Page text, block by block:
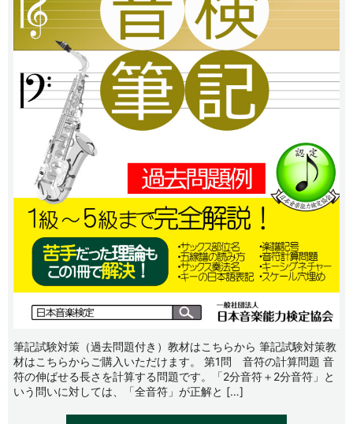
筆記試験対策（過去問題付き）教材はこちらから 筆記試験対策教
材はこちらからご購入いただけます。 第1問 音符の計算問題 音
符の伸ばせる長さを計算する問題です。「2分音符＋2分音符」と
いう問いに対しては、「全音符」が正解と […]